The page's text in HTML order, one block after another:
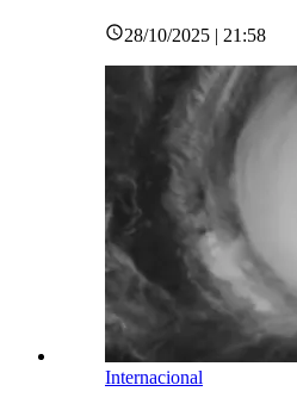
28/10/2025 | 21:58
Internacional